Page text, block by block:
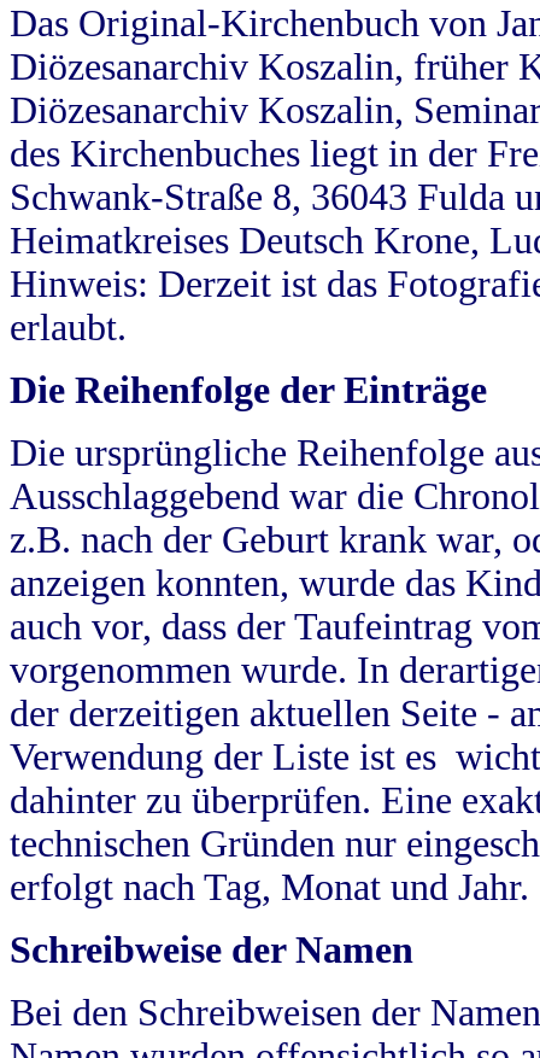
Das Original-Kirchenbuch von
Diözesanarchiv Koszalin, früher
Diözesanarchiv Koszalin,
des Kirchenbuches liegt in der
Schwank-Straße 8, 36043 Fulda
Heimatkreises Deutsch Krone,
Hinweis: Derzeit ist das
erlaubt.
Die Reihenfolge der Einträge
Die ursprüngliche Reihenfolge
Ausschlaggebend war die
z.B. nach der Geburt krank war,
anzeigen konnten, wurde das
auch vor, dass der Taufeintrag
vorgenommen wurde. In
der derzeitigen aktuellen Seite -
Verwendung der Liste ist es
dahinter zu überprüfen. Eine
technischen Gründen nur
erfolgt nach Tag, Monat und Jahr.
Schreibweise der Namen
Bei den Schreibweisen der